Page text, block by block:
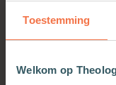
Toestemming
Welkom op
Maria van
twijfels en
ze kunnen
Het boek is